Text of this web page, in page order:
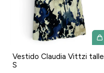
Vestido Claudia Vittzi talle
S